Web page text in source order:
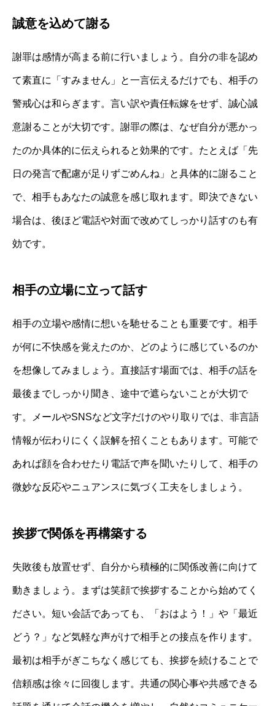
誠意を込めて謝る
謝罪は感情が高まる前に行いましょう。自分の非を認め
て素直に「すみません」と一言伝えるだけでも、相手の
警戒心は和らぎます。言い訳や責任転嫁をせず、誠心誠
意謝ることが大切です。謝罪の際は、なぜ自分が悪かっ
たのか具体的に伝えられると効果的です。たとえば「先
日の発言で配慮が足りずごめんね」と具体的に謝ること
で、相手もあなたの誠意を感じ取れます。即決できない
場合は、後ほど電話や対面で改めてしっかり話すのも有
効です。
相手の立場に立って話す
相手の立場や感情に想いを馳せることも重要です。相手
が何に不快感を覚えたのか、どのように感じているのか
を想像してみましょう。直接話す場面では、相手の話を
最後までしっかり聞き、途中で遮らないことが大切で
す。メールやSNSなど文字だけのやり取りでは、非言語
情報が伝わりにくく誤解を招くこともあります。可能で
あれば顔を合わせたり電話で声を聞いたりして、相手の
微妙な反応やニュアンスに気づく工夫をしましょう。
挨拶で関係を再構築する
失敗後も放置せず、自分から積極的に関係改善に向けて
動きましょう。まずは笑顔で挨拶することから始めてく
ださい。短い会話であっても、「おはよう！」や「最近
どう？」など気軽な声がけで相手との接点を作ります。
最初は相手がぎこちなく感じても、挨拶を続けることで
信頼感は徐々に回復します。共通の関心事や共感できる